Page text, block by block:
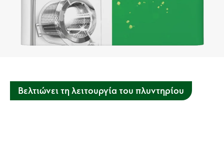
Βελτιώνει τη λειτουργία του πλυντηρίου